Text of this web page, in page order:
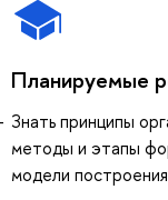
Планируемые
Знать принципы
методы и этапы
модели